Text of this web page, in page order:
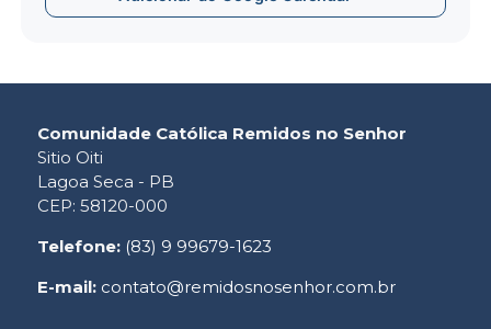
Comunidade Católica Remidos no Senhor
Sitio Oiti
Lagoa Seca - PB
CEP: 58120-000
Telefone: (83) 9 99679-1623
E-mail: contato@remidosnosenhor.com.br